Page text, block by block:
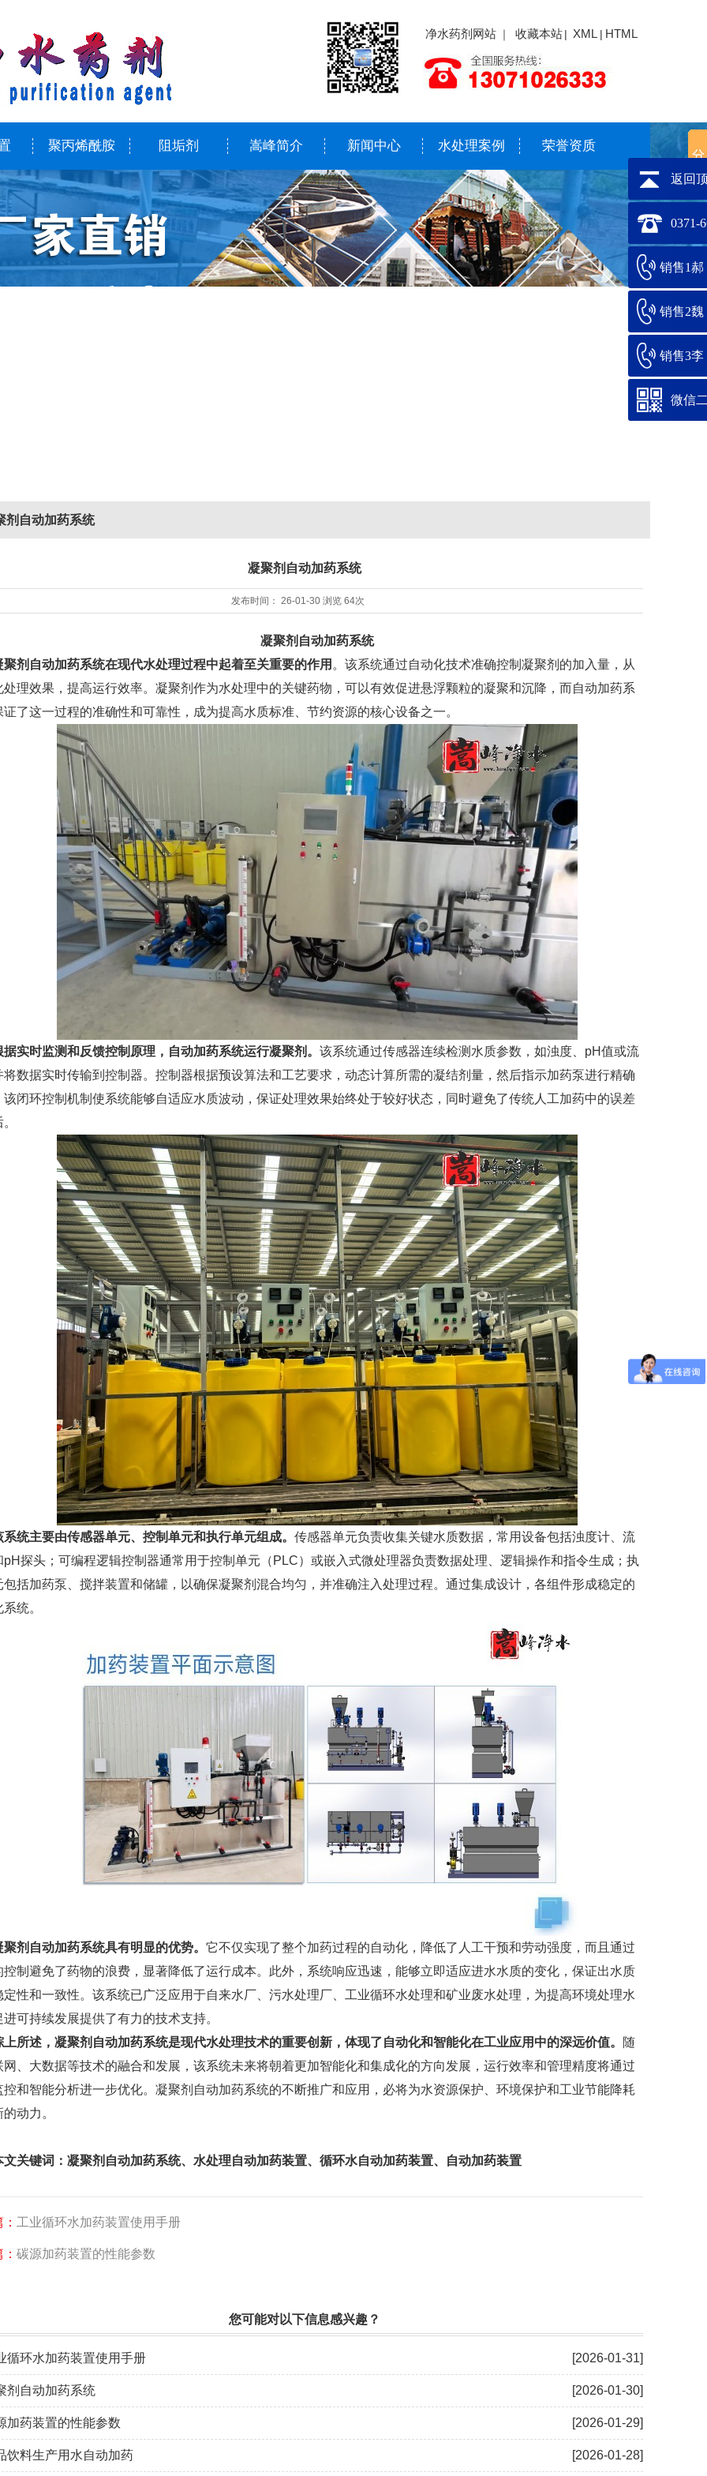
返回
0371-
销售1郝
销售2魏
销售3李
微信
净水药剂网站 ｜ 收藏本站 | XML | HTML
聚丙烯酰胺 阻垢剂 嵩峰简介 新闻中心 水处理案例 荣誉资质
剂自动加药系统
凝聚剂自动加药系统
发布时间： 26-01-30 浏览 64次
凝聚剂自动加药系统
聚剂自动加药系统在现代水处理过程中起着至关重要的作用 。该系统通过自动化技术准确控制凝聚剂的加入量，从
处理效果，提高运行效率。凝聚剂作为水处理中的关键药物，可以有效促进悬浮颗粒的凝聚和沉降，而自动加药系
证了这一过程的准确性和可靠性，成为提高水质标准、节约资源的核心设备之一。
据实时监测和反馈控制原理， 自动加药系统运行凝聚剂 。 该系统通过传感器连续检测水质参数，如浊度、pH值或流
将数据实时传输到控制器。控制器根据预设算法和工艺要求，动态计算所需的凝结剂量，然后指示加药泵进行精确
该闭环控制机制使系统能够自适应水质波动，保证处理效果始终处于较好状态，同时避免了传统人工加药中的误差
系统主要由传感器单元、控制单元和执行单元组成。 传感器单元负责收集关键水质数据，常用设备包括浊度计、流
pH探头；可编程逻辑控制器通常用于控制单元（PLC）或嵌入式微处理器负责数据处理、逻辑操作和指令生成；执
包括加药泵、搅拌装置和储罐，以确保凝聚剂混合均匀，并准确注入处理过程。通过集成设计，各组件形成稳定的
统。
聚剂自动加药系统具有明显的优势。 它不仅实现了整个加药过程的自动化，降低了人工干预和劳动强度，而且通过
控制避免了药物的浪费，显著降低了运行成本。此外，系统响应迅速，能够立即适应进水水质的变化，保证出水质
定性和一致性。该系统已广泛应用于自来水厂、污水处理厂、工业循环水处理和矿业废水处理，为提高环境处理水
进可持续发展提供了有力的技术支持。
上所述， 凝聚剂自动加药系统是现代水处理技术的重要创新，体现了自动化和智能化在工业应用中的深远价值。
随
网、大数据等技术的融合和发展，该系统未来将朝着更加智能化和集成化的方向发展，运行效率和管理精度将通过
控和智能分析进一步优化。凝聚剂自动加药系统的不断推广和应用，必将为水资源保护、环境保护和工业节能降耗
动力。
文关键词： 凝聚剂自动加药系统、 水处理自动加药装置、 循环水自动加药装置、 自动加药装置
工业循环水加药装置使用手册
碳源加药装置的性能参数
您可能对以下信息感兴趣？
[2026-01-31]
循环水加药装置使用手册
[2026-01-30]
剂自动加药系统
[2026-01-29]
加药装置的性能参数
[2026-01-28]
饮料生产用水自动加药